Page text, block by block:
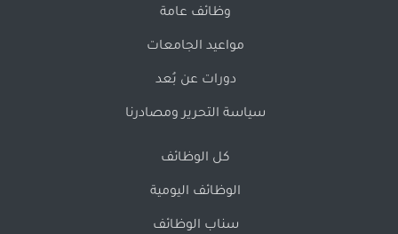
وظائف عامة
مواعيد الجامعات
دورات عن بُعد
سياسة التحرير ومصادرنا
كل الوظائف
الوظائف اليومية
سناب الوظائف